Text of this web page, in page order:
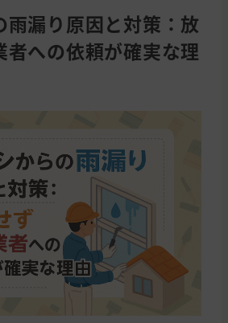
雨漏り原因と対策：放
者への依頼が確実な理